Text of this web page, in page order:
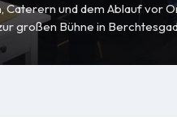
Caterern und dem Ablauf vor
großen Bühne in